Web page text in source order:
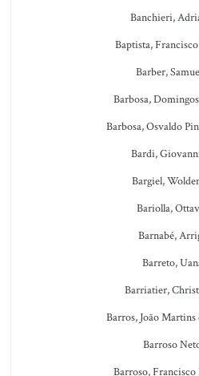
Banchieri,
Baptista,
Barber,
Barbosa,
Barbosa, Osvaldo
Bardi,
Bargiel,
Bariolla,
Barnabé,
Barreto,
Barriatier,
Barros, João Martins
Barroso
Barroso,